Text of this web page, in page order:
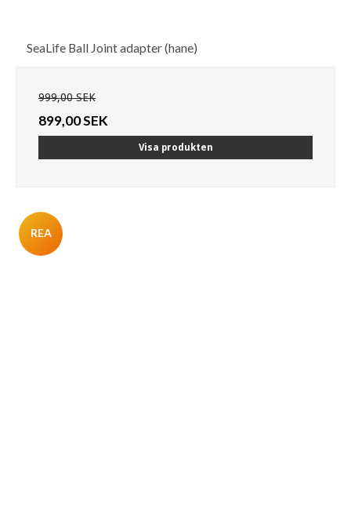
SeaLife Ball Joint adapter (hane)
999,00 SEK
899,00 SEK
Visa produkten
REA